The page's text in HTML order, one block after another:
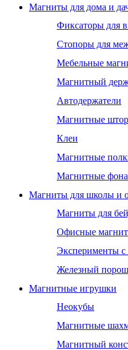
Магниты для дома и
Фиксаторы для
Стопоры для
Мебельные
Магнитный
Автодержатели
Магнитные
Клеи
Магнитные
Магнитные
Магниты для школы и
Магниты для
Офисные
Эксперименты с
Железный
Магнитные игрушки
Неокубы
Магнитные
Магнитный